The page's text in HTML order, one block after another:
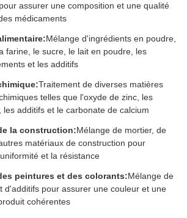
assurer une composition et une qualité
médicaments
Mélange d'ingrédients en poudre,
farine, le sucre, le lait en poudre, les
et les additifs
Traitement de diverses matières
telles que l'oxyde de zinc, les
les additifs et le carbonate de calcium
la construction:Mélange de mortier, de
matériaux de construction pour
et la résistance
peintures et des colorants:Mélange de
d'additifs pour assurer une couleur et une
cohérentes